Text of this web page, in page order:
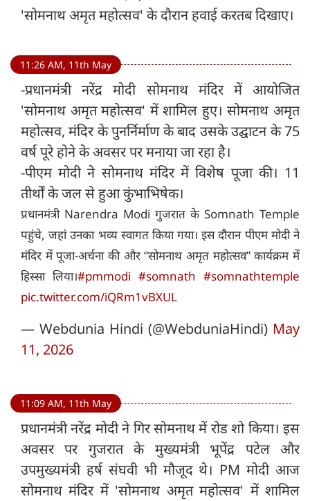
'सोमनाथ अमृत महोत्सव' के दौरान हवाई करतब दिखाए।
11:26 AM, 11th May
-प्रधानमंत्री नरेंद्र मोदी सोमनाथ मंदिर में आयोजित
'सोमनाथ अमृत महोत्सव' में शामिल हुए। सोमनाथ अमृत
महोत्सव, मंदिर के पुनर्निर्माण के बाद उसके उद्घाटन के 75
वर्ष पूरे होने के अवसर पर मनाया जा रहा है।
-पीएम मोदी ने सोमनाथ मंदिर में विशेष पूजा की। 11
तीर्थों के जल से हुआ कुंभाभिषेक।
प्रधानमंत्री Narendra Modi गुजरात के Somnath Temple
पहुंचे, जहां उनका भव्य स्वागत किया गया। इस दौरान पीएम मोदी ने
मंदिर में पूजा-अर्चना की और “सोमनाथ अमृत महोत्सव” कार्यक्रम में
हिस्सा लिया।#pmmodi #somnath #somnathtemple
pic.twitter.com/iQRm1vBXUL
— Webdunia Hindi (@WebduniaHindi) May
11, 2026
11:09 AM, 11th May
प्रधानमंत्री नरेंद्र मोदी ने गिर सोमनाथ में रोड शो किया। इस
अवसर पर गुजरात के मुख्यमंत्री भूपेंद्र पटेल और
उपमुख्यमंत्री हर्ष संघवी भी मौजूद थे। PM मोदी आज
सोमनाथ मंदिर में 'सोमनाथ अमृत महोत्सव' में शामिल